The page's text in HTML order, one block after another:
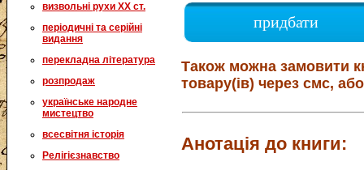
визвольні рухи XX ст.
періодичні та серійні
видання
перекладна література
розпродаж
українське народне
мистецтво
всесвітня історія
Релігієзнавство
придбати
Також можна замовити
товару(ів) через смс,
Анотація до книги: